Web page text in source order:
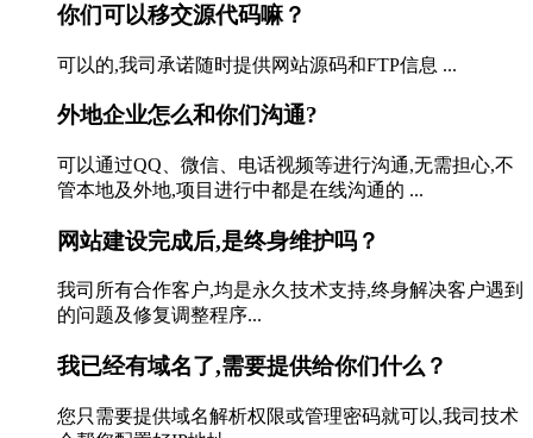
你们可以移交源代码嘛？
可以的,我司承诺随时提供网站源码和FTP信息 ...
外地企业怎么和你们沟通?
可以通过QQ、微信、电话视频等进行沟通,无需担心,不
管本地及外地,项目进行中都是在线沟通的 ...
网站建设完成后,是终身维护吗？
我司所有合作客户,均是永久技术支持,终身解决客户遇到
的问题及修复调整程序...
我已经有域名了,需要提供给你们什么？
您只需要提供域名解析权限或管理密码就可以,我司技术